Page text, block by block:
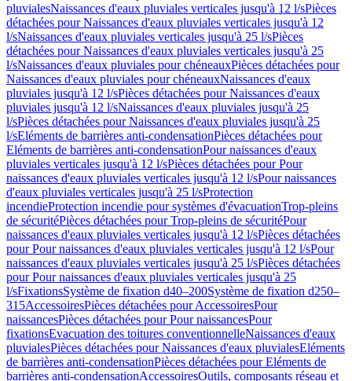
pluvialesNaissances d'eaux pluviales verticales jusqu'à 12 l/sPièces
détachées pour Naissances d'eaux pluviales verticales jusqu'à 12
l/sNaissances d'eaux pluviales verticales jusqu'à 25 l/sPièces
détachées pour Naissances d'eaux pluviales verticales jusqu'à 25
l/sNaissances d'eaux pluviales pour chéneauxPièces détachées pour
Naissances d'eaux pluviales pour chéneauxNaissances d'eaux
pluviales jusqu'à 12 l/sPièces détachées pour Naissances d'eaux
pluviales jusqu'à 12 l/sNaissances d'eaux pluviales jusqu'à 25
l/sPièces détachées pour Naissances d'eaux pluviales jusqu'à 25
l/sEléments de barrières anti-condensationPièces détachées pour
Eléments de barrières anti-condensationPour naissances d'eaux
pluviales verticales jusqu'à 12 l/sPièces détachées pour Pour
naissances d'eaux pluviales verticales jusqu'à 12 l/sPour naissances
d'eaux pluviales verticales jusqu'à 25 l/sProtection
incendieProtection incendie pour systèmes d'évacuationTrop-pleins
de sécuritéPièces détachées pour Trop-pleins de sécuritéPour
naissances d'eaux pluviales verticales jusqu'à 12 l/sPièces détachées
pour Pour naissances d'eaux pluviales verticales jusqu'à 12 l/sPour
naissances d'eaux pluviales verticales jusqu'à 25 l/sPièces détachées
pour Pour naissances d'eaux pluviales verticales jusqu'à 25
l/sFixationsSystème de fixation d40–200Système de fixation d250–
315AccessoiresPièces détachées pour AccessoiresPour
naissancesPièces détachées pour Pour naissancesPour
fixationsEvacuation des toitures conventionnelleNaissances d'eaux
pluvialesPièces détachées pour Naissances d'eaux pluvialesEléments
de barrières anti-condensationPièces détachées pour Eléments de
barrières anti-condensationAccessoiresOutils, composants réseau et